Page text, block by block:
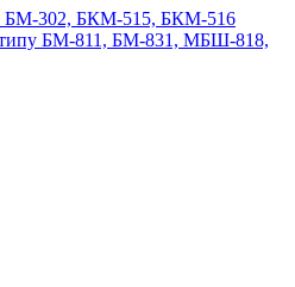
302, БКМ-515, БКМ-516
БМ-811, БМ-831, МБШ-818,